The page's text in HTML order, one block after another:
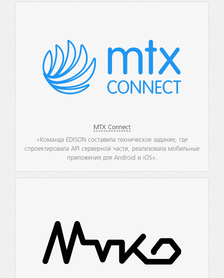
MTX Connect
«Команда EDISON составила техническое задание, где
спроектировала API серверной части, реализовала мобильные
приложения для Android и iOS».